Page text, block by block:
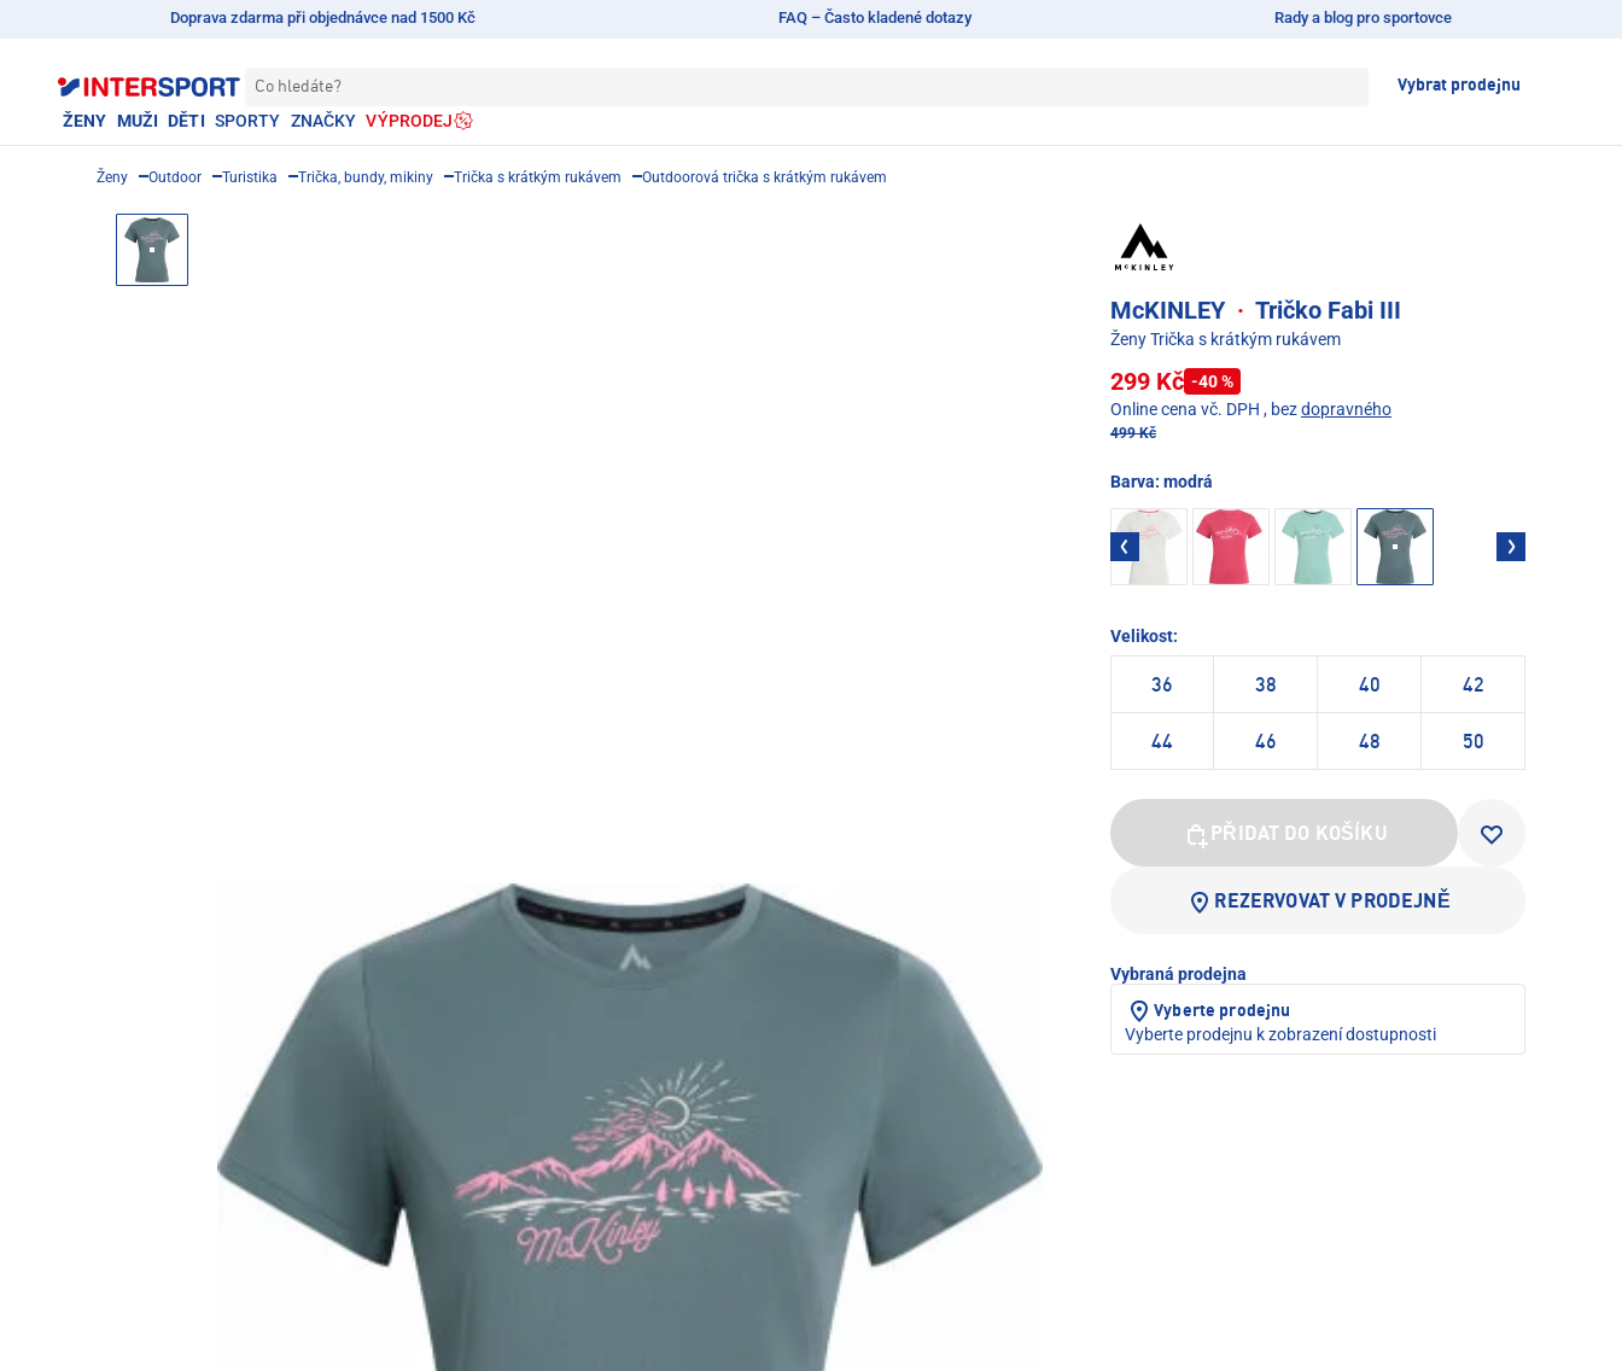
Doprava zdarma při objednávce nad 1500 Kč FAQ – Často kladené dotazy Rady a blog pro sportovce
Co hledáte? Vybrat prodejnu
ŽENY MUŽI DĚTI SPORTY ZNAČKY VÝPRODEJ
Ženy Outdoor Turistika Trička, bundy, mikiny Trička s krátkým rukávem Outdoorová trička s krátkým rukávem
McKINLEY · Tričko Fabi III
Ženy Trička s krátkým rukávem
299 Kč -40 %
Online cena vč. DPH , bezdopravného
499 Kč
Barva: modrá
Velikost:
36 38 40 42
44 46 48 50
PŘIDAT DO KOŠÍKU
REZERVOVAT V PRODEJNĚ
Vybraná prodejna
Vyberte prodejnu
Vyberte prodejnu k zobrazení dostupnosti